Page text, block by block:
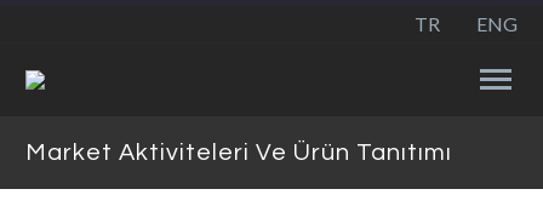
TR ENG
Market Aktiviteleri Ve Ürün Tanıtımı